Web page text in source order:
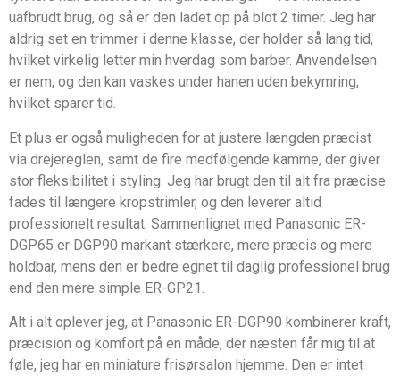
uafbrudt brug, og så er den ladet op på blot 2 timer. Jeg har
aldrig set en trimmer i denne klasse, der holder så lang tid,
hvilket virkelig letter min hverdag som barber. Anvendelsen
er nem, og den kan vaskes under hanen uden bekymring,
hvilket sparer tid.
Et plus er også muligheden for at justere længden præcist
via drejereglen, samt de fire medfølgende kamme, der giver
stor fleksibilitet i styling. Jeg har brugt den til alt fra præcise
fades til længere kropstrimler, og den leverer altid
professionelt resultat. Sammenlignet med Panasonic ER-
DGP65 er DGP90 markant stærkere, mere præcis og mere
holdbar, mens den er bedre egnet til daglig professionel brug
end den mere simple ER-GP21.
Alt i alt oplever jeg, at Panasonic ER-DGP90 kombinerer kraft,
præcision og komfort på en måde, der næsten får mig til at
føle, jeg har en miniature frisørsalon hjemme. Den er intet